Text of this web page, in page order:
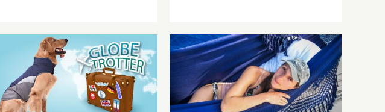
10 NÜTZLICHE DINGE FÜR DEN
HUND AUF REISEN
EINE HÄNGEMATTE FÜR JEDE
GELEGENHEIT!